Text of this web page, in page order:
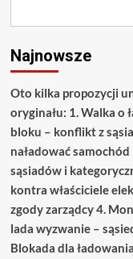
Najnowsze
Oto kilka propozycji
oryginału: 1. Walka o
bloku – konflikt z
naładować
sąsiadów i
kontra właściciele
zgody zarządcy 4.
lada wyzwanie –
Blokada dla